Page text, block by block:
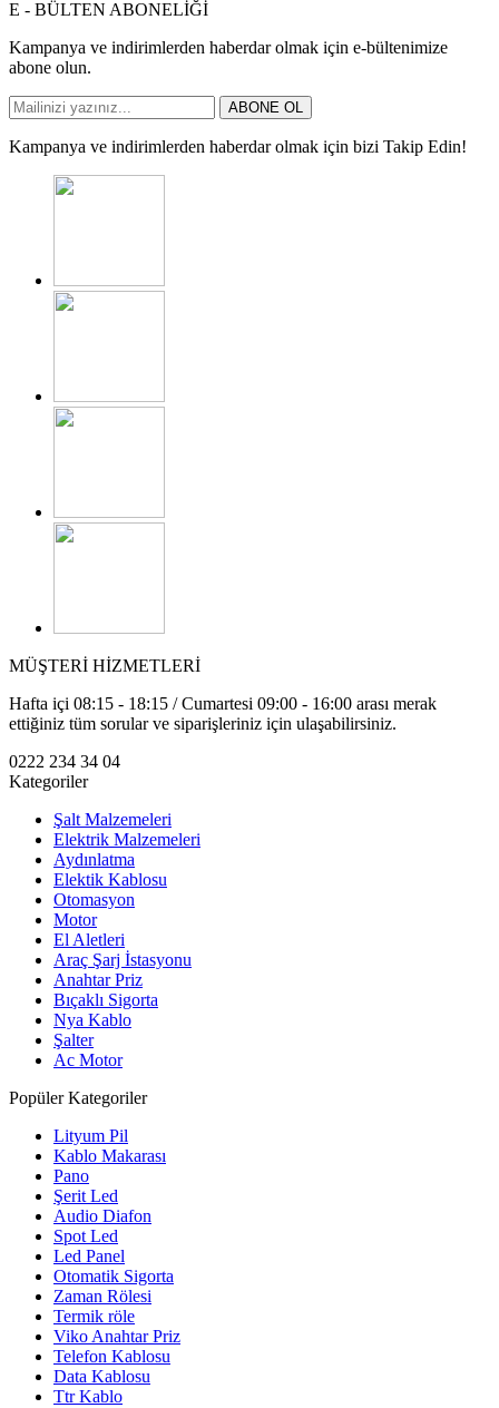
E - BÜLTEN ABONELİĞİ
Kampanya ve indirimlerden haberdar olmak için e-bültenimize
abone olun.
ABONE OL
Kampanya ve indirimlerden haberdar olmak için bizi Takip Edin!
MÜŞTERİ HİZMETLERİ
Hafta içi 08:15 - 18:15 / Cumartesi 09:00 - 16:00 arası merak
ettiğiniz tüm sorular ve siparişleriniz için ulaşabilirsiniz.
0222 234 34 04
Kategoriler
Şalt Malzemeleri
Elektrik Malzemeleri
Aydınlatma
Elektik Kablosu
Otomasyon
Motor
El Aletleri
Araç Şarj İstasyonu
Anahtar Priz
Bıçaklı Sigorta
Nya Kablo
Şalter
Ac Motor
Popüler Kategoriler
Lityum Pil
Kablo Makarası
Pano
Şerit Led
Audio Diafon
Spot Led
Led Panel
Otomatik Sigorta
Zaman Rölesi
Termik röle
Viko Anahtar Priz
Telefon Kablosu
Data Kablosu
Ttr Kablo